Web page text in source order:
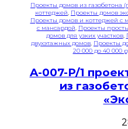
Проекты домов из газобетона
коттеджей, Проекты домов
Проекты домов и коттеджей с
с мансардой, Проекты
домов для узких участков,
двухэтажных домов, Проекты
20 000 до 40 000
A-007-P/1
из